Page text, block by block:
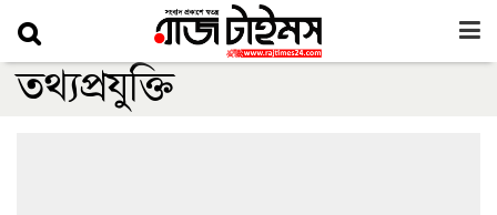
তথ্যপ্রযুক্তি